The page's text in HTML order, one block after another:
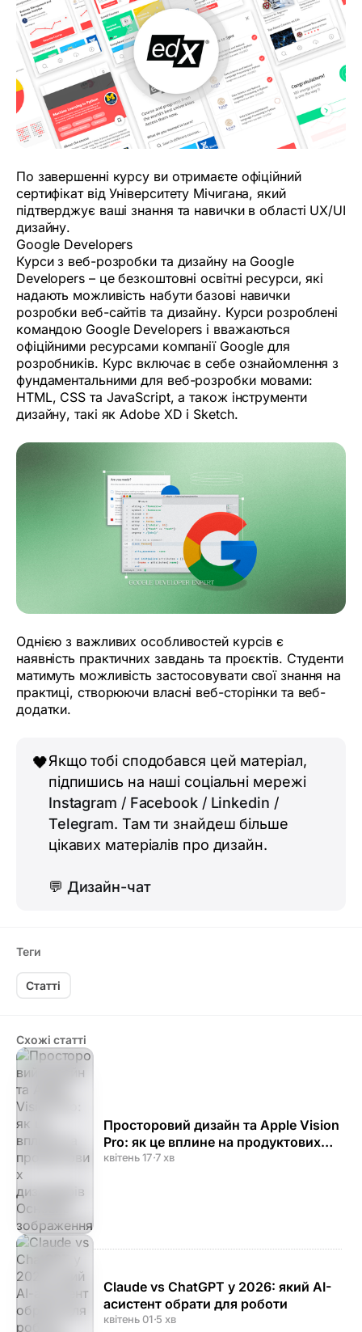
По завершенні курсу ви отримаєте офіційний
сертифікат від Університету Мічигана, який
підтверджує ваші знання та навички в області UX/UI
дизайну.
Google Developers
Курси з веб-розробки та дизайну на Google
Developers – це безкоштовні освітні ресурси, які
надають можливість набути базові навички
розробки веб-сайтів та дизайну. Курси розроблені
командою Google Developers і вважаються
офіційними ресурсами компанії Google для
розробників. Курс включає в себе ознайомлення з
фундаментальними для веб-розробки мовами:
HTML, CSS та JavaScript, а також інструменти
дизайну, такі як Adobe XD і Sketch.
Однією з важливих особливостей курсів є
наявність практичних завдань та проєктів. Студенти
матимуть можливість застосовувати свої знання на
практиці, створюючи власні веб-сторінки та веб-
додатки.
🖤Якщо тобі сподобався цей матеріал,
підпишись на наші соціальні мережі
Instagram / Facebook/ Linkedin /
Telegram. Там ти знайдеш більше
цікавих матеріалів про дизайн.
💬 Дизайн-чат
Теги
Статті
Схожі статті
Просторовий дизайн та Apple Vision
Pro: як це вплине на продуктових
дизайнерів
квітень 17·7 хв
Claude vs ChatGPT у 2026: який AI-
асистент обрати для роботи
квітень 01·5 хв